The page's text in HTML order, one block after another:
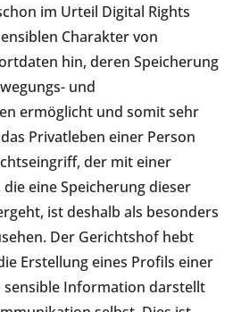
im Urteil Digital Rights
Charakter von
hin, deren Speicherung
und
ermöglicht und somit sehr
Privatleben einer Person
der mit einer
eine Speicherung dieser
ist deshalb als besonders
Der Gerichtshof hebt
Erstellung eines Profils einer
sensible Information darstellt